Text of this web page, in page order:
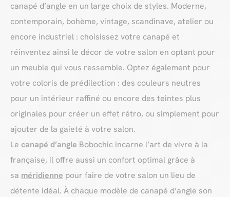
canapé d’angle en un large choix de styles. Moderne,
contemporain, bohème, vintage, scandinave, atelier ou
encore industriel : choisissez votre canapé et
réinventez ainsi le décor de votre salon en optant pour
un meuble qui vous ressemble. Optez également pour
votre coloris de prédilection : des couleurs neutres
pour un intérieur raffiné ou encore des teintes plus
originales pour créer un effet rétro, ou simplement pour
ajouter de la gaieté à votre salon.
Le canapé d’angle Bobochic incarne l’art de vivre à la
française, il offre aussi un confort optimal grâce à
sa méridienne pour faire de votre salon un lieu de
détente idéal. À chaque modèle de canapé d’angle son